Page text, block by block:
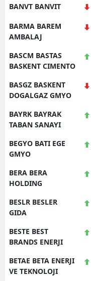
BANVT BANVIT
BARMA BAREM
AMBALAJ
BASCM BASTAS
BASKENT CIMENTO
BASGZ BASKENT
DOGALGAZ GMYO
BAYRK BAYRAK
TABAN SANAYI
BEGYO BATI EGE
GMYO
BERA BERA
HOLDING
BESLR BESLER
GIDA
BESTE BEST
BRANDS ENERJI
BETAE BETA ENERJI
VE TEKNOLOJI